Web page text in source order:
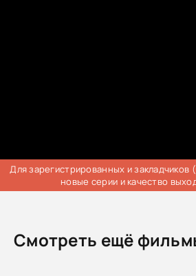
Для зарегистрированных и закладчиков
новые серии и качество
Смотреть ещё